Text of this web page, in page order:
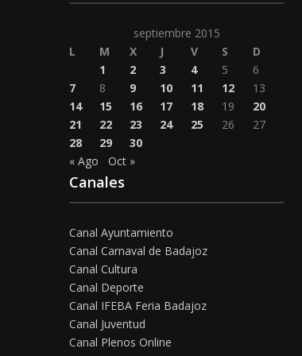
septiembre 2015
L
M X J V S
D
1
2 3 4 5
6
7
8 9 10 11 12
13
14
15 16 17 18 19
20
21
22 23 24 25 26
27
28
29
30
« Ago
Oct »
Canales
Canal Ayuntamiento
Canal Carnaval de Badajoz
Canal Cultura
Canal Deporte
Canal IFEBA Feria Badajoz
Canal Juventud
Canal Plenos Online